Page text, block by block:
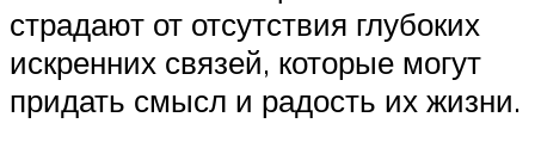
страдают от отсутствия глубоких
искренних связей, которые могут
придать смысл и радость их жизни.